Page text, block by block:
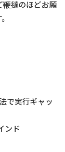
撻のほどお願
で実行ギャッ
ンド